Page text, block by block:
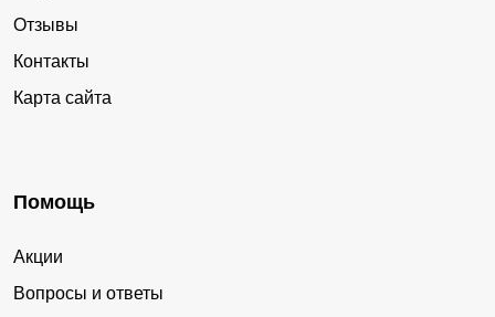
Отзывы
Контакты
Карта сайта
Помощь
Акции
Вопросы и ответы